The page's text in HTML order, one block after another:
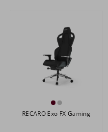
RECARO Exo FX Gaming